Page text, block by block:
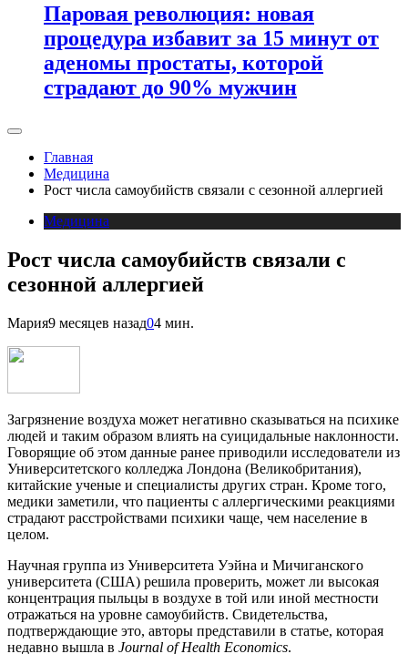
Паровая революция: новая
процедура избавит за 15 минут от
аденомы простаты, которой
страдают до 90% мужчин
Главная
Медицина
Рост числа самоубийств связали с сезонной аллергией
Медицина
Рост числа самоубийств связали с
сезонной аллергией
Мария9 месяцев назад04 мин.
Загрязнение воздуха может негативно сказываться на психике
людей и таким образом влиять на суицидальные наклонности.
Говорящие об этом данные ранее приводили исследователи из
Университетского колледжа Лондона (Великобритания),
китайские ученые и специалисты других стран. Кроме того,
медики заметили, что пациенты с аллергическими реакциями
страдают расстройствами психики чаще, чем население в
целом.
Научная группа из Университета Уэйна и Мичиганского
университета (США) решила проверить, может ли высокая
концентрация пыльцы в воздухе в той или иной местности
отражаться на уровне самоубийств. Свидетельства,
подтверждающие это, авторы представили в статье, которая
недавно вышла в Journal of Health Economics.